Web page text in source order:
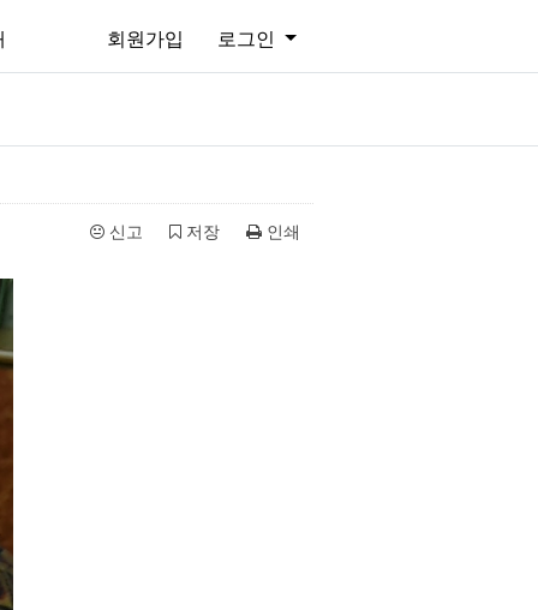
회원가입 로그인
신고 저장 인쇄